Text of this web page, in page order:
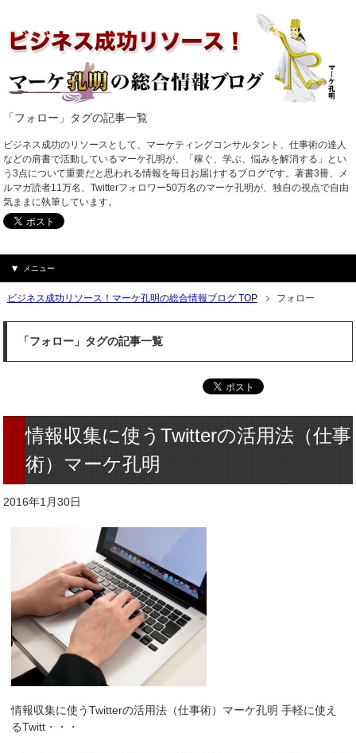
「フォロー」タグの記事一覧
ビジネス成功のリソースとして、マーケティングコンサルタント、仕事術の達人
などの肩書で活動しているマーケ孔明が、「稼ぐ、学ぶ、悩みを解消する」とい
う3点について重要だと思われる情報を毎日お届けするブログです。著書3冊、メ
ルマガ読者11万名、Twitterフォロワー50万名のマーケ孔明が、独自の視点で自由
気ままに執筆しています。
メニュー
ビジネス成功リソース！マーケ孔明の総合情報ブログ TOP フォロー
「フォロー」タグの記事一覧
情報収集に使うTwitterの活用法（仕事
術）マーケ孔明
2016年1月30日
情報収集に使うTwitterの活用法（仕事術）マーケ孔明 手軽に使え
るTwitt・・・